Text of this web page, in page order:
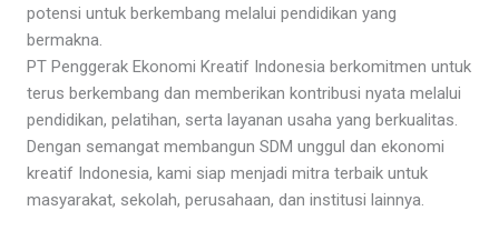
potensi untuk berkembang melalui pendidikan yang
bermakna.
PT Penggerak Ekonomi Kreatif Indonesia berkomitmen untuk
terus berkembang dan memberikan kontribusi nyata melalui
pendidikan, pelatihan, serta layanan usaha yang berkualitas.
Dengan semangat membangun SDM unggul dan ekonomi
kreatif Indonesia, kami siap menjadi mitra terbaik untuk
masyarakat, sekolah, perusahaan, dan institusi lainnya.